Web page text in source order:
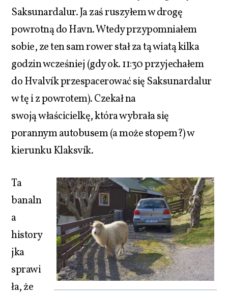
Saksunardalur. Ja zaś ruszyłem w drogę
powrotną do Havn. Wtedy przypomniałem
sobie, ze ten sam rower stał za tą wiatą kilka
godzin wcześniej (gdy ok. 11:30 przyjechałem
do Hvalvík przespacerować się Saksunardalur
w tę i z powrotem). Czekał na
swoją właścicielkę, która wybrała się
porannym autobusem (a może stopem?) w
kierunku Klaksvík.
Ta
banaln
a
history
jka
sprawi
ła, że